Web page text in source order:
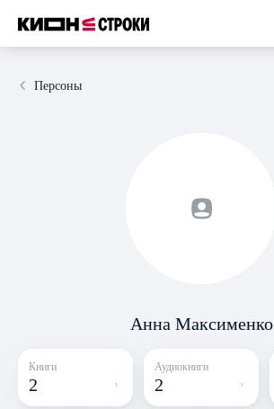
Персоны
Анна Максименко
Книги
2
Аудиокниги
2